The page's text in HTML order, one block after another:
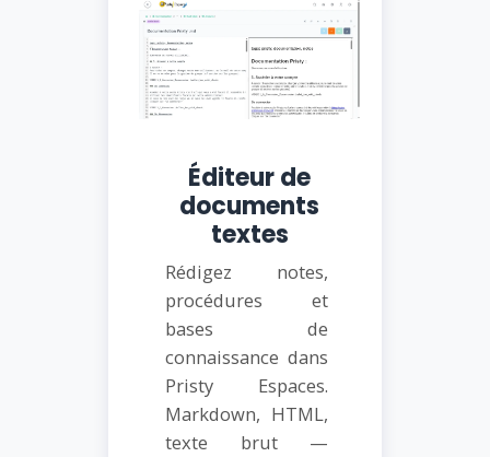
Éditeur de
documents
textes
Rédigez notes,
procédures et
bases de
connaissance dans
Pristy Espaces.
Markdown, HTML,
texte brut —